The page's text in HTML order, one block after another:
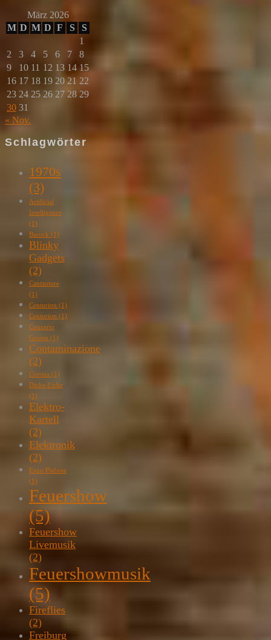
März 2026
M D M D F S
S
1
2
3 4 5 6 7
8
9
10 11 12 13 14 15
16 17 18 19 20 21 22
23 24 25 26 27 28 29
30 31
« Nov.
Schlagwörter
1970s
(3)
Artificial
Intelligence
(1)
Barock (1)
Blinky
Gadgets
(2)
Cantautore
(1)
Centurion (1)
Centurion (1)
Concerto
Grosso (1)
Contaminazione
(2)
Corona (1)
Dicke Eiche
(1)
Elektro-
Kartell
(2)
Elektronik
(2)
Enzo Plafone
(1)
Feuershow
(5)
Feuershow
Livemusik
(2)
Feuershowmusik
(5)
Fireflies
(2)
Freiburg